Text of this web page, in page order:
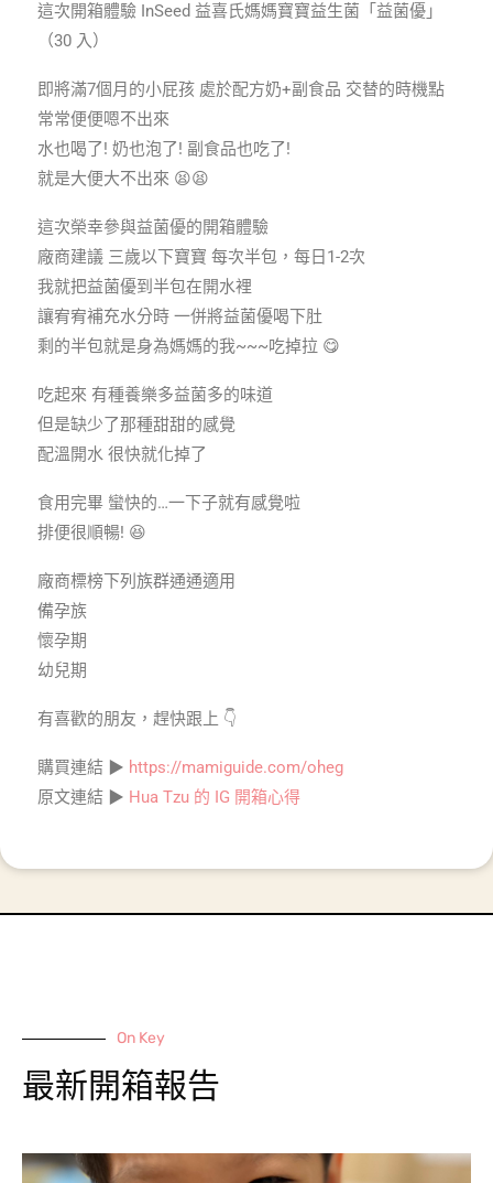
這次開箱體驗 InSeed 益喜氏媽媽寶寶益生菌「益菌優」
（30 入）
即將滿7個月的小屁孩 處於配方奶+副食品 交替的時機點
常常便便嗯不出來
水也喝了! 奶也泡了! 副食品也吃了!
就是大便大不出來 😫😫
這次榮幸參與益菌優的開箱體驗
廠商建議 三歲以下寶寶 每次半包，每日1-2次
我就把益菌優到半包在開水裡
讓宥宥補充水分時 一併將益菌優喝下肚
剩的半包就是身為媽媽的我~~~吃掉拉 😋
吃起來 有種養樂多益菌多的味道
但是缺少了那種甜甜的感覺
配溫開水 很快就化掉了
食用完畢 蠻快的…一下子就有感覺啦
排便很順暢! 😆
廠商標榜下列族群通通適用
備孕族
懷孕期
幼兒期
有喜歡的朋友，趕快跟上 👇
購買連結 ▶ https://mamiguide.com/oheg
原文連結 ▶ Hua Tzu 的 IG 開箱心得
On Key
最新開箱報告